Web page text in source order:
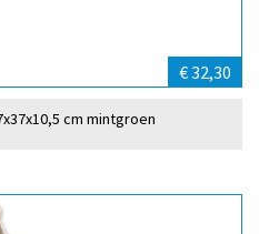
€ 32,30
cm mintgroen